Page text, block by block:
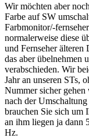
Wir möchten aber
Farbe auf SW
Farbmonitor/-
normalerweise diese
und Fernseher älteren
das aber übelnehmen
verabschieden. Wir
Jahr an unseren STs,
Nummer sicher
nach der
brauchen Sie sich um
an ihm liegen ja dann
Hz.